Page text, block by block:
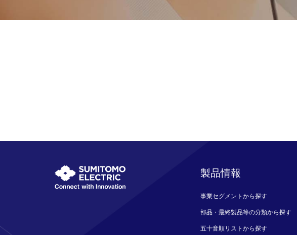
製品情報
事業セグメントから探す
部品・最終製品等の分類から探す
五十音順リストから探す